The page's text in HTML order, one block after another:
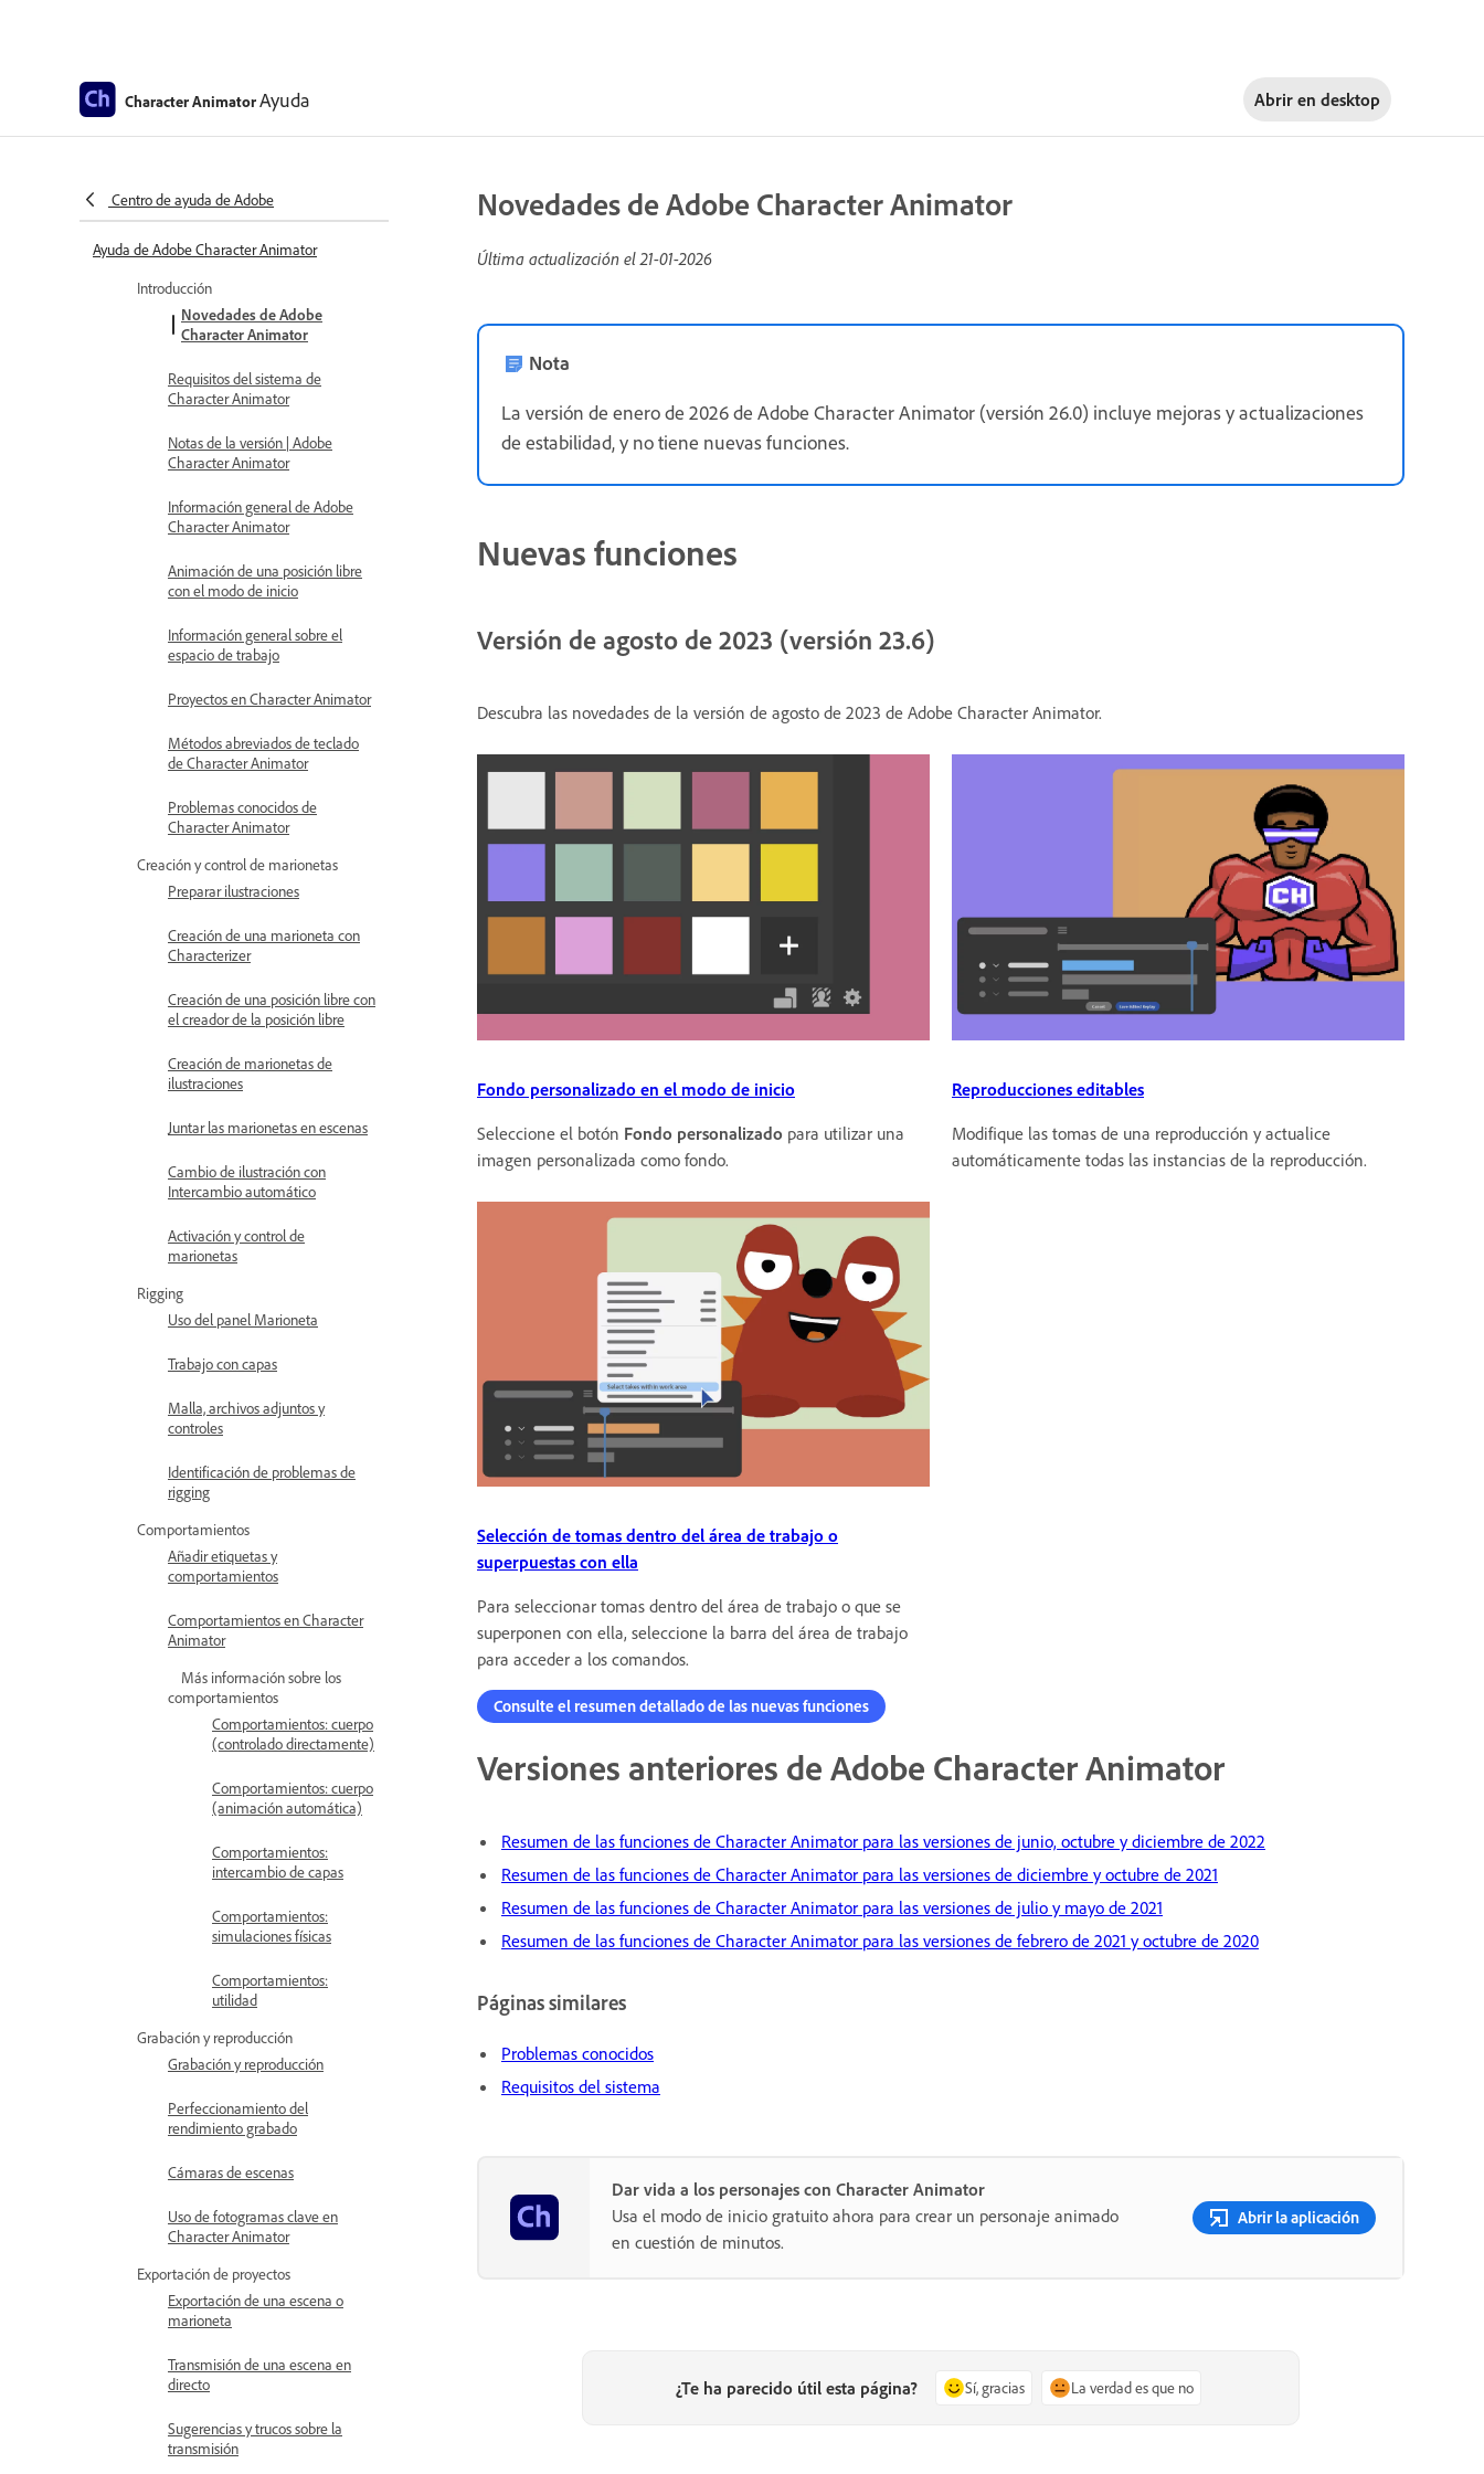
Character AnimatorAyuda Abrir en desktop
Centro de ayuda de Adobe
Ayuda de Adobe Character Animator
Introducción
Novedades de Adobe
Character Animator
Requisitos del sistema de
Character Animator
Notas de la versión | Adobe
Character Animator
Información general de Adobe
Character Animator
Animación de una posición libre
con el modo de inicio
Información general sobre el
espacio de trabajo
Proyectos en Character Animator
Métodos abreviados de teclado
de Character Animator
Problemas conocidos de
Character Animator
Creación y control de marionetas
Preparar ilustraciones
Creación de una marioneta con
Characterizer
Creación de una posición libre con
el creador de la posición libre
Creación de marionetas de
ilustraciones
Juntar las marionetas en escenas
Cambio de ilustración con
Intercambio automático
Activación y control de
marionetas
Rigging
Uso del panel Marioneta
Trabajo con capas
Malla, archivos adjuntos y
controles
Identificación de problemas de
rigging
Comportamientos
Añadir etiquetas y
comportamientos
Comportamientos en Character
Animator
Más información sobre los
comportamientos
Comportamientos: cuerpo
(controlado directamente)
Comportamientos: cuerpo
(animación automática)
Comportamientos:
intercambio de capas
Comportamientos:
simulaciones físicas
Comportamientos:
utilidad
Grabación y reproducción
Grabación y reproducción
Perfeccionamiento del
rendimiento grabado
Cámaras de escenas
Uso de fotogramas clave en
Character Animator
Exportación de proyectos
Exportación de una escena o
marioneta
Transmisión de una escena en
directo
Sugerencias y trucos sobre la
transmisión
Novedades de Adobe Character Animator
Última actualización el21-01-2026
Nota
La versión de enero de 2026 de Adobe Character Animator (versión 26.0) incluye mejoras y actualizaciones
de estabilidad, y no tiene nuevas funciones.
Nuevas funciones
Versión de agosto de 2023 (versión 23.6)
Descubra las novedades de la versión de agosto de 2023 de Adobe Character Animator.
Fondo personalizado en el modo de inicio
Seleccione el botón Fondo personalizado para utilizar una
imagen personalizada como fondo.
Reproducciones editables
Modifique las tomas de una reproducción y actualice
automáticamente todas las instancias de la reproducción.
Selección de tomas dentro del área de trabajo o
superpuestas con ella
Para seleccionar tomas dentro del área de trabajo o que se
superponen con ella, seleccione la barra del área de trabajo
para acceder a los comandos.
Consulte el resumen detallado de las nuevas funciones
Versiones anteriores de Adobe Character Animator
Resumen de las funciones de Character Animator para las versiones de junio, octubre y diciembre de 2022
Resumen de las funciones de Character Animator para las versiones de diciembre y octubre de 2021
Resumen de las funciones de Character Animator para las versiones de julio y mayo de 2021
Resumen de las funciones de Character Animator para las versiones de febrero de 2021 y octubre de 2020
Páginas similares
Problemas conocidos
Requisitos del sistema
Dar vida a los personajes con Character Animator
Usa el modo de inicio gratuito ahora para crear un personaje animado
en cuestión de minutos.
Abrir la aplicación
¿Te ha parecido útil esta página? Sí, gracias La verdad es que no